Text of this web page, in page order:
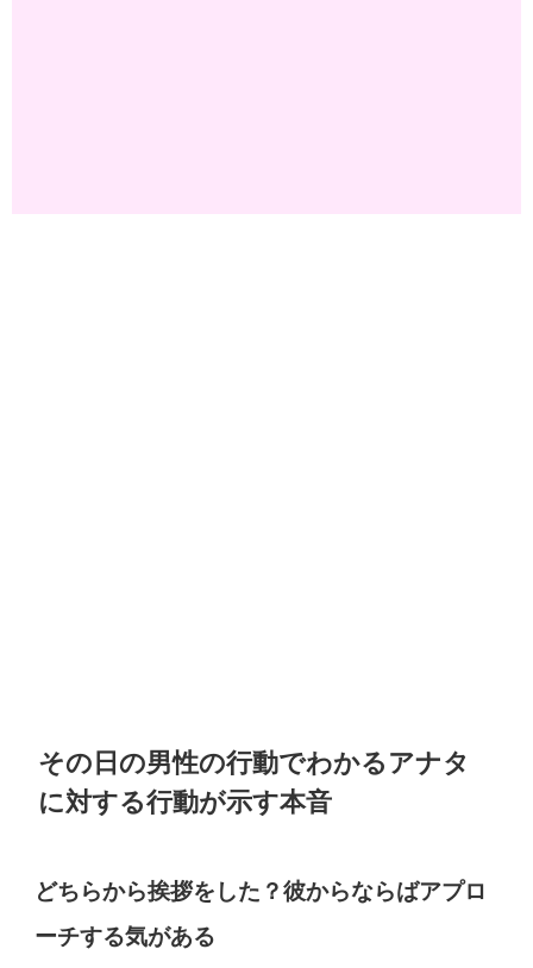
その日の男性の行動でわかるアナタ
に対する行動が示す本音
どちらから挨拶をした？彼からならばアプロ
ーチする気がある